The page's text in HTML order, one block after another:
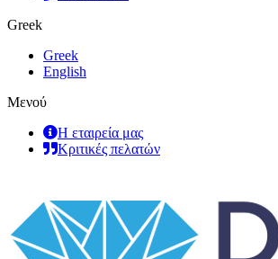
Greek
Greek
English
Μενού
Η εταιρεία μας
Κριτικές πελατών